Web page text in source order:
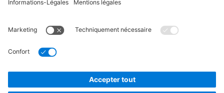
© 2026. Daimler Truck AG. Tous droits réservés.
Informations Légales
Rétractation